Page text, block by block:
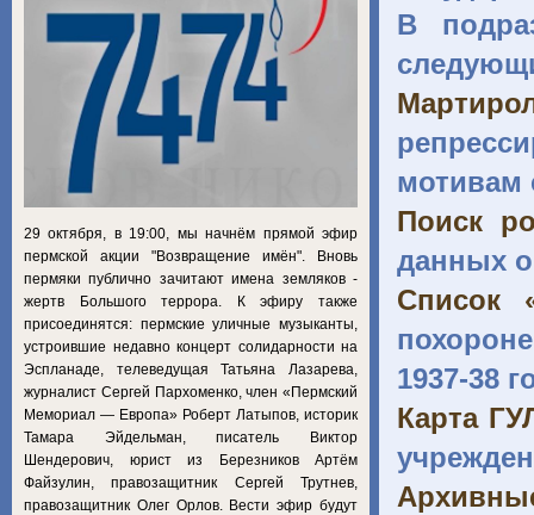
В
мотивам
Поиск
данных
Список
1937-38
Карта
29 октября, в 19:00, мы начнём прямой эфир
пермской акции "Возвращение имён". Вновь
пермяки публично зачитают имена земляков -
жертв Большого террора. К эфиру также
присоединятся: пермские уличные музыканты,
устроившие недавно концерт солидарности на
Эспланаде, телеведущая Татьяна Лазарева,
журналист Сергей Пархоменко, член «Пермский
Мемориал — Европа» Роберт Латыпов, историк
Тамара Эйдельман, писатель Виктор
Шендерович, юрист из Березников Артём
Файзулин, правозащитник Сергей Трутнев,
правозащитник Олег Орлов. Вести эфир будут